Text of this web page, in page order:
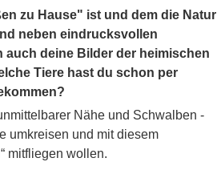
zu Hause" ist und dem die Natur
neben eindrucksvollen
auch deine Bilder der heimischen
Tiere hast du schon per
Nähe und Schwalben -
umkreisen und mit diesem
mitfliegen wollen.